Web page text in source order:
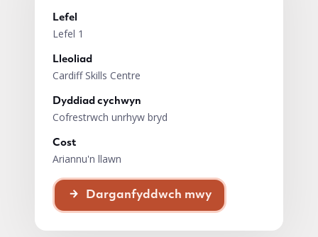
Lefel
Lefel 1
Lleoliad
Cardiff Skills Centre
Dyddiad cychwyn
Cofrestrwch unrhyw bryd
Cost
Ariannu'n llawn
Darganfyddwch mwy